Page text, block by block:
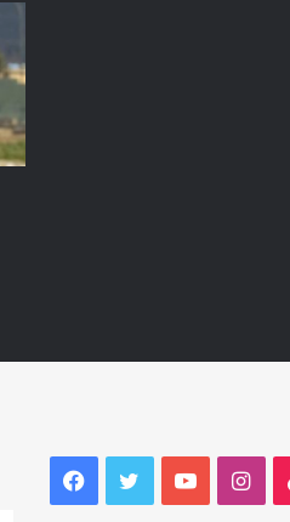
Facebook
TwitterYouTube